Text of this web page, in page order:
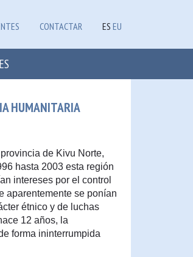
CONTACTAR ES EU
HUMANITARIA
de Kivu Norte,
hasta 2003 esta región
intereses por el control
aparentemente se ponían
étnico y de luchas
12 años, la
forma ininterrumpida